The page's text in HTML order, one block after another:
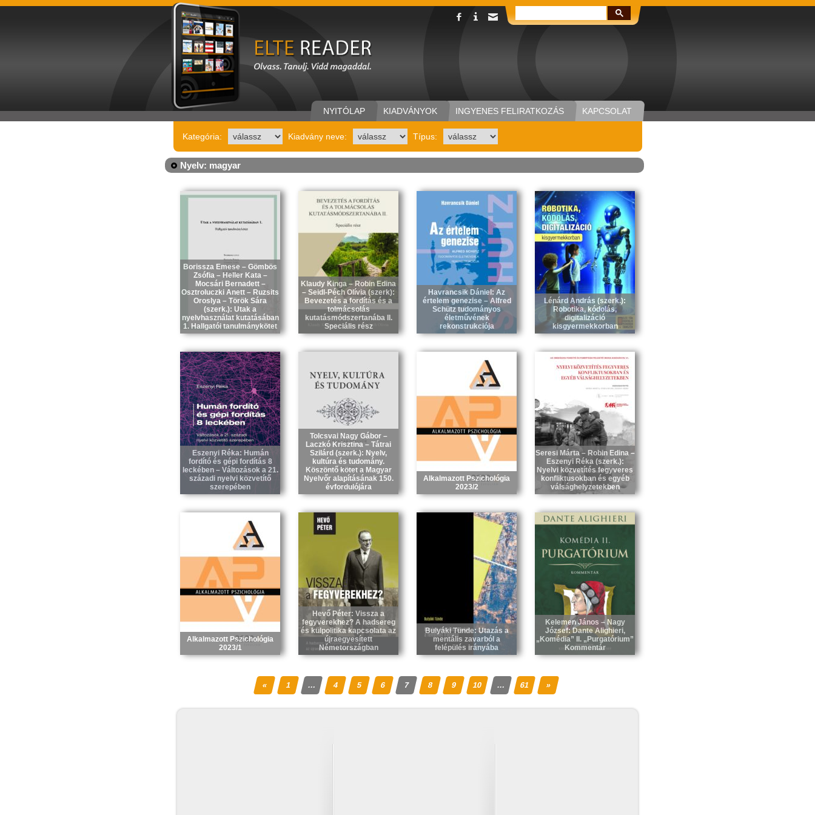
KAPCSOLAT
INGYENES FELIRATKOZÁS
KIADVÁNYOK
NYITÓLAP
Kategória: Kiadvány neve: Típus:
Nyelv: magyar
Borissza Emese – Gömbös
Zsófia – Heller Kata –
Mocsári Bernadett –
Osztroluczki Anett – Ruzsits
Oroslya – Török Sára
(szerk.): Utak a
nyelvhasználat kutatásában
1. Hallgatói tanulmánykötet
Klaudy Kinga – Robin Edina
– Seidl-Péch Olívia (szerk):
Bevezetés a fordítás és a
tolmácsolás
kutatásmódszertanába II.
Speciális rész
Havrancsik Dániel: Az
értelem genezise – Alfred
Schütz tudományos
életművének
rekonstrukciója
Lénárd András (szerk.):
Robotika, kódolás,
digitalizáció
kisgyermekkorban
Eszenyi Réka: Humán
fordító és gépi fordítás 8
leckében – Változások a 21.
századi nyelvi közvetítő
szerepében
Tolcsvai Nagy Gábor –
Laczkó Krisztina – Tátrai
Szilárd (szerk.): Nyelv,
kultúra és tudomány.
Köszöntő kötet a Magyar
Nyelvőr alapításának 150.
évfordulójára
Alkalmazott Pszichológia
2023/2
Seresi Márta – Robin Edina –
Eszenyi Réka (szerk.):
Nyelvi közvetítés fegyveres
konfliktusokban és egyéb
válsághelyzetekben
Alkalmazott Pszichológia
2023/1
Hevő Péter: Vissza a
fegyverekhez? A hadsereg
és külpolitika kapcsolata az
újraegyesített
Németországban
Bulyáki Tünde: Utazás a
mentális zavarból a
felépülés irányába
Kelemen János – Nagy
József: Dante Alighieri,
„Komédia” II. „Purgatórium”
Kommentár
« 1 … 4 5 6 7 8 9 10 … 61 »